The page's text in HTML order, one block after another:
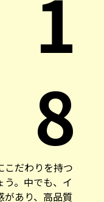
1
8
こだわりを持つ
。中でも、イ
があり、高品質